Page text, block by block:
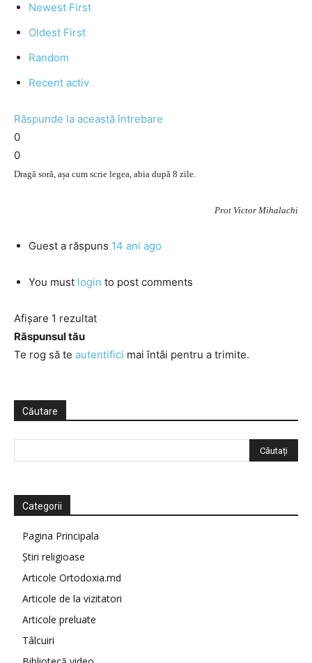
Newest First
Oldest First
Random
Recent activ
Răspunde la această întrebare
0
0
Dragă soră, așa cum scrie legea, abia după 8 zile.
Prot Victor Mihalachi
Guest a răspuns 14 ani ago
You must login to post comments
Afișare 1 rezultat
Răspunsul tău
Te rog să te autentifici mai întâi pentru a trimite.
Căutare
Categorii
Pagina Principala
Știri religioase
Articole Ortodoxia.md
Articole de la vizitatori
Articole preluate
Tâlcuiri